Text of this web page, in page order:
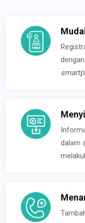
dalam